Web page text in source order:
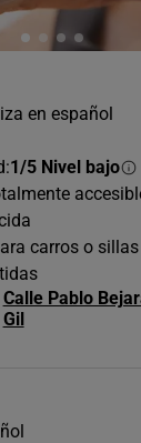
2026
1
2
7 8
9
en español
1/5 Nivel bajo
carros o sillas
Calle Pablo
Gil